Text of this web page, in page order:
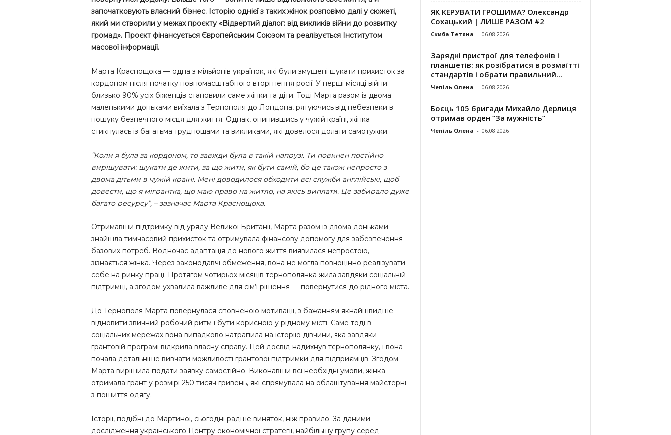
започатковують власний бізнес. Історію однієї з таких жінок розповімо далі у сюжеті,
який ми створили у межах проєкту «Відвертий діалог: від викликів війни до розвитку
громад». Проєкт фінансується Європейським Союзом та реалізується Інститутом
масової інформації.
Марта Краснощока — одна з мільйонів українок, які були змушені шукати прихисток за
кордоном після початку повномасштабного вторгнення росії. У перші місяці війни
близько 90% усіх біженців становили саме жінки та діти. Тоді Марта разом із двома
маленькими доньками виїхала з Тернополя до Лондона, рятуючись від небезпеки в
пошуку безпечного місця для життя. Однак, опинившись у чужій країні, жінка
стикнулась із багатьма труднощами та викликами, які довелося долати самотужки.
“Коли я була за кордоном, то завжди була в такій напрузі. Ти повинен постійно
вирішувати: шукати де жити, за що жити, як бути самій, бо це також непросто з
двома дітьми в чужій країні. Мені доводилося обходити всі служби англійські, щоб
довести, що я мігрантка, що маю право на житло, на якісь виплати. Це забирало дуже
багато ресурсу”, – зазначає Марта Краснощока.
Отримавши підтримку від уряду Великої Британії, Марта разом із двома доньками
знайшла тимчасовий прихисток та отримувала фінансову допомогу для забезпечення
базових потреб. Водночас адаптація до нового життя виявилася непростою, –
зізнається жінка. Через законодавчі обмеження, вона не могла повноцінно реалізувати
себе на ринку праці. Протягом чотирьох місяців тернополянка жила завдяки соціальній
підтримці, а згодом ухвалила важливе для сім’ї рішення — повернутися до рідного міста.
До Тернополя Марта повернулася сповненою мотивації, з бажанням якнайшвидше
відновити звичний робочий ритм і бути корисною у рідному місті. Саме тоді в
соціальних мережах вона випадково натрапила на історію дівчини, яка завдяки
грантовій програмі відкрила власну справу. Цей досвід надихнув тернополянку, і вона
почала детальніше вивчати можливості грантової підтримки для підприємців. Згодом
Марта вирішила подати заявку самостійно. Виконавши всі необхідні умови, жінка
отримала грант у розмірі 250 тисяч гривень, які спрямувала на облаштування майстерні
з пошиття одягу.
Історії, подібні до Мартиної, сьогодні радше виняток, ніж правило. За даними
дослідження українського Центру економічної стратегії, найбільшу групу серед
ЯК КЕРУВАТИ ГРОШИМА? Олександр
Сохацький | ЛИШЕ РАЗОМ #2
Скиба Тетяна - 06.08.2026
Зарядні пристрої для телефонів і
планшетів: як розібратися в розмаїтті
стандартів і обрати правильний...
Чепіль Олена - 06.08.2026
Боєць 105 бригади Михайло Дерлиця
отримав орден “За мужність”
Чепіль Олена - 06.08.2026